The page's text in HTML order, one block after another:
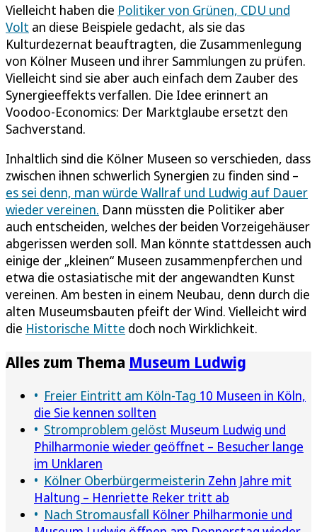
Vielleicht haben die Politiker von Grünen, CDU und
Volt an diese Beispiele gedacht, als sie das
Kulturdezernat beauftragten, die Zusammenlegung
von Kölner Museen und ihrer Sammlungen zu prüfen.
Vielleicht sind sie aber auch einfach dem Zauber des
Synergieeffekts verfallen. Die Idee erinnert an
Voodoo-Economics: Der Marktglaube ersetzt den
Sachverstand.
Inhaltlich sind die Kölner Museen so verschieden, dass
zwischen ihnen schwerlich Synergien zu finden sind –
es sei denn, man würde Wallraf und Ludwig auf Dauer
wieder vereinen. Dann müssten die Politiker aber
auch entscheiden, welches der beiden Vorzeigehäuser
abgerissen werden soll. Man könnte stattdessen auch
einige der „kleinen“ Museen zusammenpferchen und
etwa die ostasiatische mit der angewandten Kunst
vereinen. Am besten in einem Neubau, denn durch die
alten Museumsbauten pfeift der Wind. Vielleicht wird
die Historische Mitte doch noch Wirklichkeit.
Alles zum Thema Museum Ludwig
Freier Eintritt am Köln-Tag 10 Museen in Köln,
die Sie kennen sollten
Stromproblem gelöst Museum Ludwig und
Philharmonie wieder geöffnet – Besucher lange
im Unklaren
Kölner Oberbürgermeisterin Zehn Jahre mit
Haltung – Henriette Reker tritt ab
Nach Stromausfall Kölner Philharmonie und